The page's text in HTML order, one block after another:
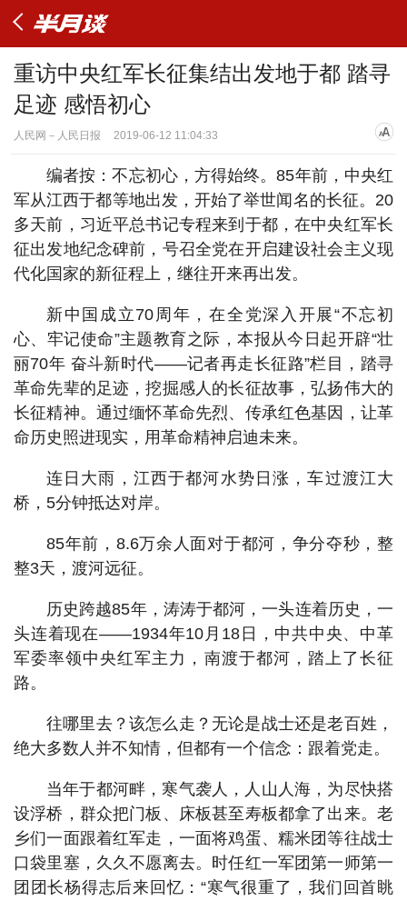
重访中央红军长征集结出发地于都 踏寻
足迹 感悟初心
人民网－人民日报 2019-06-12 11:04:33
编者按：不忘初心，方得始终。85年前，中央红
军从江西于都等地出发，开始了举世闻名的长征。20
多天前，习近平总书记专程来到于都，在中央红军长
征出发地纪念碑前，号召全党在开启建设社会主义现
代化国家的新征程上，继往开来再出发。
新中国成立70周年，在全党深入开展“不忘初
心、牢记使命”主题教育之际，本报从今日起开辟“壮
丽70年 奋斗新时代——记者再走长征路”栏目，踏寻
革命先辈的足迹，挖掘感人的长征故事，弘扬伟大的
长征精神。通过缅怀革命先烈、传承红色基因，让革
命历史照进现实，用革命精神启迪未来。
连日大雨，江西于都河水势日涨，车过渡江大
桥，5分钟抵达对岸。
85年前，8.6万余人面对于都河，争分夺秒，整
整3天，渡河远征。
历史跨越85年，涛涛于都河，一头连着历史，一
头连着现在——1934年10月18日，中共中央、中革
军委率领中央红军主力，南渡于都河，踏上了长征
路。
往哪里去？该怎么走？无论是战士还是老百姓，
绝大多数人并不知情，但都有一个信念：跟着党走。
当年于都河畔，寒气袭人，人山人海，为尽快搭
设浮桥，群众把门板、床板甚至寿板都拿了出来。老
乡们一面跟着红军走，一面将鸡蛋、糯米团等往战士
口袋里塞，久久不愿离去。时任红一军团第一师第一
团团长杨得志后来回忆：“寒气很重了，我们回首眺